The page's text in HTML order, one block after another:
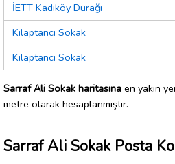
İETT Kadıköy Durağı
Kılaptancı Sokak
Kılaptancı Sokak
Sarraf Ali Sokak haritasına en yakın
metre olarak hesaplanmıştır.
Sarraf Ali Sokak Posta